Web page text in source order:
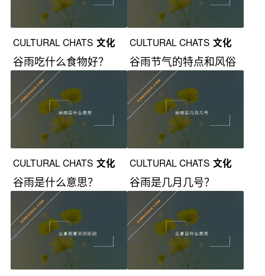
CULTURAL CHATS 文化
漫谈
谷雨吃什么食物好？
CULTURAL CHATS 文化
漫谈
谷雨节气的特点和风俗
CULTURAL CHATS 文化
漫谈
谷雨是什么意思？
CULTURAL CHATS 文化
漫谈
谷雨是几月几号？